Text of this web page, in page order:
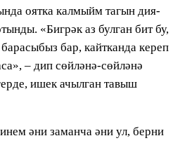
оятка калмыйм тагын дия-
«Бигрәк аз булган бит бу,
бар, кайтканда кереп
– дип сөйләнә-сөйләнә
ишек ачылган тавыш
әни заманча әни ул, берни